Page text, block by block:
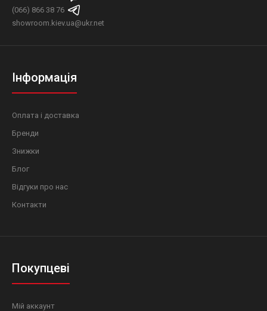
(066) 866 38 76
showroom.kiev.ua@ukr.net
Інформація
Оплата і доставка
Бренди
Знижки
Блог
Відгуки про нас
Контакти
Покупцеві
Мій аккаунт